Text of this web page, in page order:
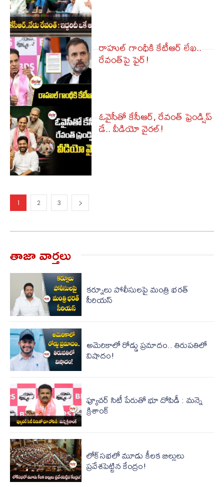
రాహుల్ గాంధీకి కేటీఆర్ లేఖ..
రేవంత్‌పై ఫైర్!
ఓవైసీతో కేసీఆర్‌, రేవంత్ ఫ్రెండ్షిప్
డే.. వీడియో వైర‌ల్‌!
1 2 3
తాజా వార్త‌లు
క‌ర్నూలు పోలీసుల‌పై మంత్రి భ‌ర‌త్
సీరియ‌స్‌
అమెరికాలో రోడ్డు ప్ర‌మాదం.. తిరుప‌తిలో
విషాదం!
ఫ్యూచర్‌ సిటీ పేరుతో భూ దోపిడీ : మన్నె
క్రిశాంక్
లోక్‌స‌భ‌లో మూడు కీల‌క బిల్లులు
ప్ర‌వేశ‌పెట్టిన కేంద్రం!